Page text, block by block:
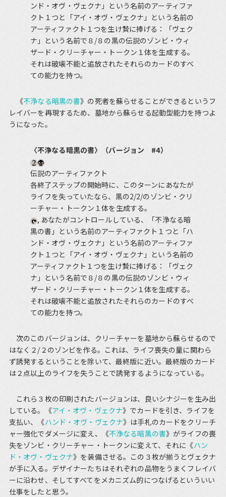
ンド・オヴ・ヴェクナ」という名前のアーティファ
クト１つと「アイ・オヴ・ヴェクナ」という名前の
アーティファクト１つを生け贄に捧げる：「ヴェク
ナ」という名前で８/８の黒の伝説のゾンビ・ウィ
ザード・クリーチャー・トークン１体を生成する。
それは破壊不能と追放されたそれらのカードのすべ
ての能力を持つ。
《不浄なる暗黒の書》の死者を蘇らせることができるというフ
レイバーを再現するため、墓地から蘇らせる起動型能力を持つよ
うになった。
〈不浄なる暗黒の書〉（バージョン #4）
伝説のアーティファクト
各終了ステップの開始時に、このターンにあなたが
ライフを失っていたなら、黒の2/2/のゾンビ・クリ
ーチャー・トークン１体を生成する。
, あなたがコントロールしている、「不浄なる暗
黒の書」という名前のアーティファクト１つと「ハ
ンド・オヴ・ヴェクナ」という名前のアーティファ
クト１つと「アイ・オヴ・ヴェクナ」という名前の
アーティファクト１つを生け贄に捧げる：「ヴェク
ナ」という名前で８/８の黒の伝説のゾンビ・ウィ
ザード・クリーチャー・トークン１体を生成する。
それは破壊不能と追放されたそれらのカードのすべ
ての能力を持つ。
次のこのバージョンは、クリーチャーを墓地から蘇らせるので
はなく２/２のゾンビを作る。これは、ライフ喪失の量に関わら
ず誘発するということを除いて、最終版に近い。最終版のカード
は２点以上のライフを失うことで誘発するようになっている。
これら３枚の印刷されたバージョンは、良いシナジーを生み出
している。《アイ・オヴ・ヴェクナ》でカードを引き、ライフを
支払い、《ハンド・オヴ・ヴェクナ》は手札のカードをクリーチ
ャー強化でダメージに変え、《不浄なる暗黒の書》がライフの喪
失をゾンビ・クリーチャー・トークンに変えて、それに《ハン
ド・オヴ・ヴェクナ》を装備させる。この３枚が揃うとヴェクナ
が手に入る。デザイナーたちはそれぞれの品物をうまくフレイバ
ーに沿わせ、そしてすべてをメカニズム的につなげるといういい
仕事をしたと思う。